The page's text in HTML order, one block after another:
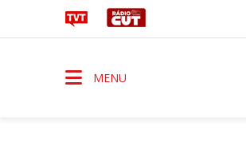
MENU